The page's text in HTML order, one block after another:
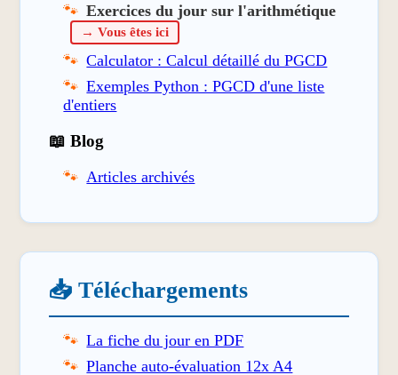
Exercices du jour sur l'arithmétique
→ Vous êtes ici
Calculator : Calcul détaillé du PGCD
Exemples Python : PGCD d'une liste
d'entiers
📖 Blog
Articles archivés
📥 Téléchargements
La fiche du jour en PDF
Planche auto-évaluation 12x A4